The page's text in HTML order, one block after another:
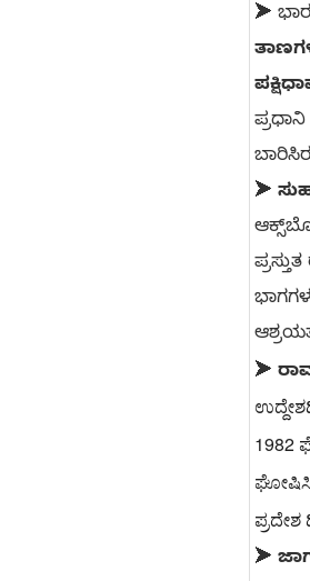
➤
➤
➤
ಉದ್ದೇಶದಿಂದ 1971
1982
ಪ್ರದೇಶ
➤